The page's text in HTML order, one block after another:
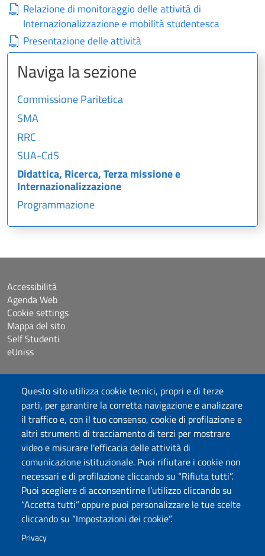
Questo sito utilizza cookie tecnici, propri e di terze
parti, per garantire la corretta navigazione e analizzare
il traffico e, con il tuo consenso, cookie di profilazione e
altri strumenti di tracciamento di terzi per mostrare
video e misurare l'efficacia delle attività di
comunicazione istituzionale. Puoi rifiutare i cookie non
necessari e di profilazione cliccando su “Rifiuta tutti”.
Puoi scegliere di acconsentirne l’utilizzo cliccando su
“Accetta tutti” oppure puoi personalizzare le tue scelte
cliccando su “Impostazioni dei cookie”.
Privacy
Relazione di monitoraggio delle attività di
Internazionalizzazione e mobilità studentesca
Presentazione delle attività
Naviga la sezione
Commissione Paritetica
SMA
RRC
SUA-CdS
Didattica, Ricerca, Terza missione e
Internazionalizzazione
Programmazione
Università degli Studi di Sassari
Dipartimento di Scienze chimiche, fisiche, matematiche e
naturali
Via Vienna 2, 07100 Sassari
Tel./Fax: +39 079 229535/+39 079 228625
Accessibilità
Agenda Web
Cookie settings
Mappa del sito
Self Studenti
eUniss
Dichiarazione di accessibilità
Posta elettronica @uniss.it
Protocollo
Seguici su